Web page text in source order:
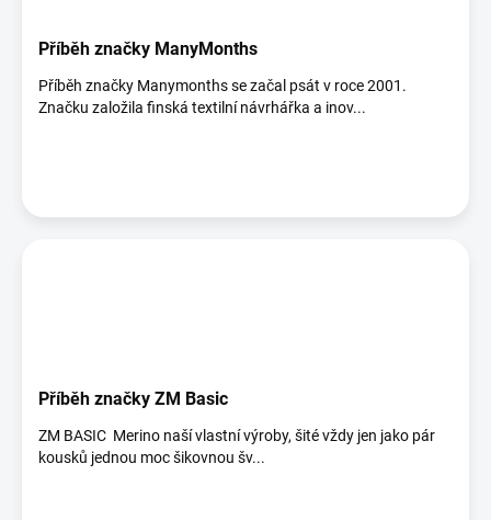
Příběh značky ManyMonths
Příběh značky Manymonths se začal psát v roce 2001.
Značku založila finská textilní návrhářka a inov...
Příběh značky ZM Basic
ZM BASIC Merino naší vlastní výroby, šité vždy jen jako pár
kousků jednou moc šikovnou šv...